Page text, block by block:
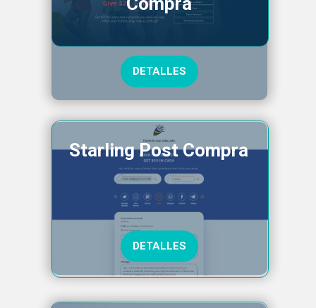
DETALLES
Starling Post Compra
DETALLES